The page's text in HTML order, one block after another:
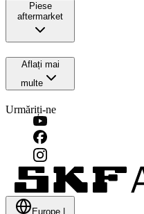
Piese
aftermarket
Aflați mai
multe
Urmăriți-ne
Europe